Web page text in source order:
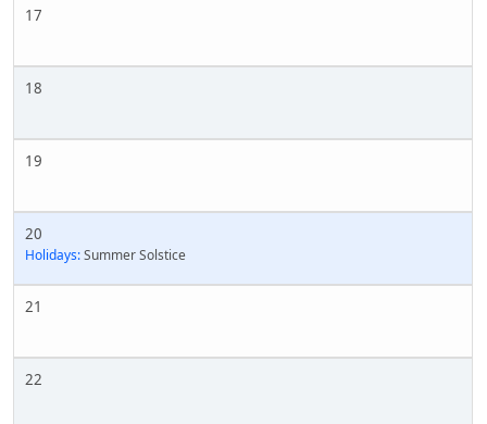
17
18
19
20
Holidays:Summer Solstice
21
22